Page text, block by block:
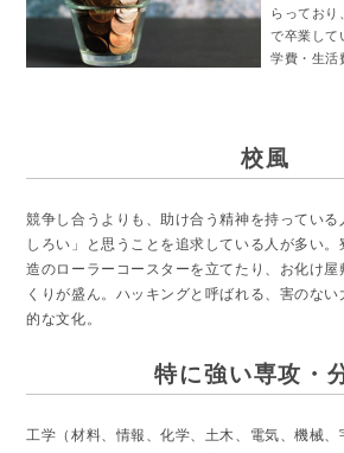
らっており
で卒業して
学費・生活
校風
競争し合うよりも、助け合う精神を持っている
しろい」と思うことを追求している人が多い
造のローラーコースターを立てたり、お化け
くりが盛ん。ハッキングと呼ばれる、害のな
的な文化。
特に強い専攻・
工学（材料、情報、化学、土木、電気、機械